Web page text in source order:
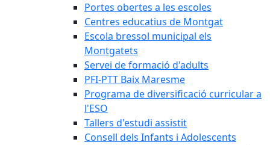
Portes obertes a les escoles
Centres educatius de Montgat
Escola bressol municipal els
Montgatets
Servei de formació d'adults
PFI-PTT Baix Maresme
Programa de diversificació curricular a
l'ESO
Tallers d'estudi assistit
Consell dels Infants i Adolescents